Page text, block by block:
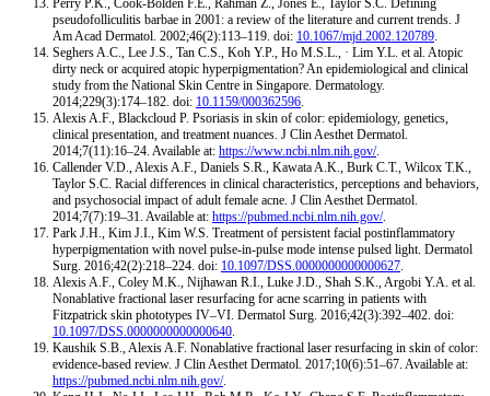
Perry P.K., Cook-Bolden F.E., Rahman Z., Jones E., Taylor S.C. Defining
pseudofolliculitis barbae in 2001: a review of the literature and current trends. J
Am Acad Dermatol. 2002;46(2):113–119. doi: 10.1067/mjd.2002.120789.
Seghers A.C., Lee J.S., Tan C.S., Koh Y.P., Ho M.S.L., · Lim Y.L. et al. Atopic
dirty neck or acquired atopic hyperpigmentation? An epidemiological and clinical
study from the National Skin Centre in Singapore. Dermatology.
2014;229(3):174–182. doi: 10.1159/000362596.
Alexis A.F., Blackcloud P. Psoriasis in skin of color: epidemiology, genetics,
clinical presentation, and treatment nuances. J Clin Aesthet Dermatol.
2014;7(11):16–24. Available at: https://www.ncbi.nlm.nih.gov/.
Callender V.D., Alexis A.F., Daniels S.R., Kawata A.K., Burk C.T., Wilcox T.K.,
Taylor S.C. Racial differences in clinical characteristics, perceptions and behaviors,
and psychosocial impact of adult female acne. J Clin Aesthet Dermatol.
2014;7(7):19–31. Available at: https://pubmed.ncbi.nlm.nih.gov/.
Park J.H., Kim J.I., Kim W.S. Treatment of persistent facial postinflammatory
hyperpigmentation with novel pulse-in-pulse mode intense pulsed light. Dermatol
Surg. 2016;42(2):218–224. doi: 10.1097/DSS.0000000000000627.
Alexis A.F., Coley M.K., Nijhawan R.I., Luke J.D., Shah S.K., Argobi Y.A. et al.
Nonablative fractional laser resurfacing for acne scarring in patients with
Fitzpatrick skin phototypes IV–VI. Dermatol Surg. 2016;42(3):392–402. doi:
10.1097/DSS.0000000000000640.
Kaushik S.B., Alexis A.F. Nonablative fractional laser resurfacing in skin of color:
evidence-based review. J Clin Aesthet Dermatol. 2017;10(6):51–67. Available at:
https://pubmed.ncbi.nlm.nih.gov/.